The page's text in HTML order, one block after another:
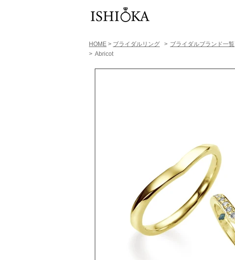
HOME > ブライダルリング > ​ブライダルブランド一覧
> Abricot